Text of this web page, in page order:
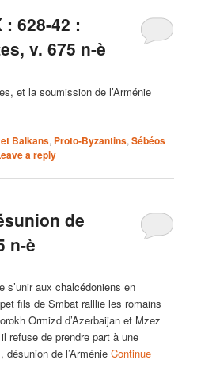
: 628-42 :
v. 675 n-è
et la soumission de l’Arménie
Balkans, Proto-Byzantins,Sébéos
a reply
de
n-è
s’unir aux chalcédoniens en
fils de Smbat ralllie les romains
Ormizd d’Azerbaijan et Mzez
refuse de prendre part à une
désunion de l’ArménieContinue